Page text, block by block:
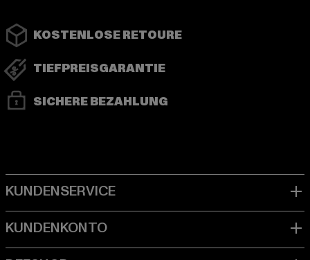
KOSTENLOSE RETOURE
TIEFPREISGARANTIE
SICHERE BEZAHLUNG